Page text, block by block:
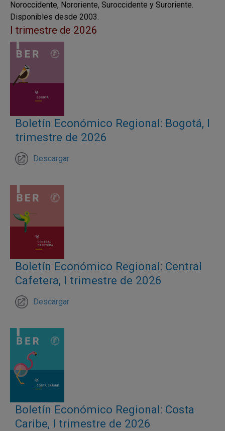
Noroccidente, Nororiente, Suroccidente y Suroriente.
Disponibles desde 2003.
I trimestre de 2026
Boletín Económico Regional: Bogotá, I
trimestre de 2026
Descargar
Boletín Económico Regional: Central
Cafetera, I trimestre de 2026
Descargar
Boletín Económico Regional: Costa
Caribe, I trimestre de 2026